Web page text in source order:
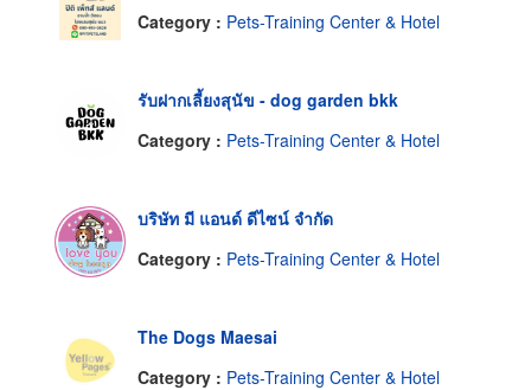
Category : Pets-Training Center & Hotel
รับฝากเลี้ยงสุนัข - dog garden bkk
Category : Pets-Training Center & Hotel
บริษัท มี แอนด์ ดีไซน์ จำกัด
Category : Pets-Training Center & Hotel
The Dogs Maesai
Category : Pets-Training Center & Hotel